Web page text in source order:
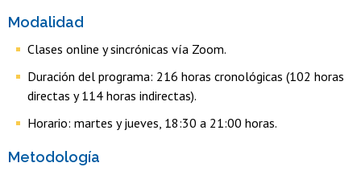
Modalidad
Clases online y sincrónicas vía Zoom.
Duración del programa: 216 horas cronológicas (102 horas
directas y 114 horas indirectas).
Horario: martes y jueves, 18:30 a 21:00 horas.
Metodología